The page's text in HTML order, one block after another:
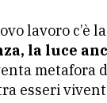
lavoro c’è la
la luce
metafora
esseri